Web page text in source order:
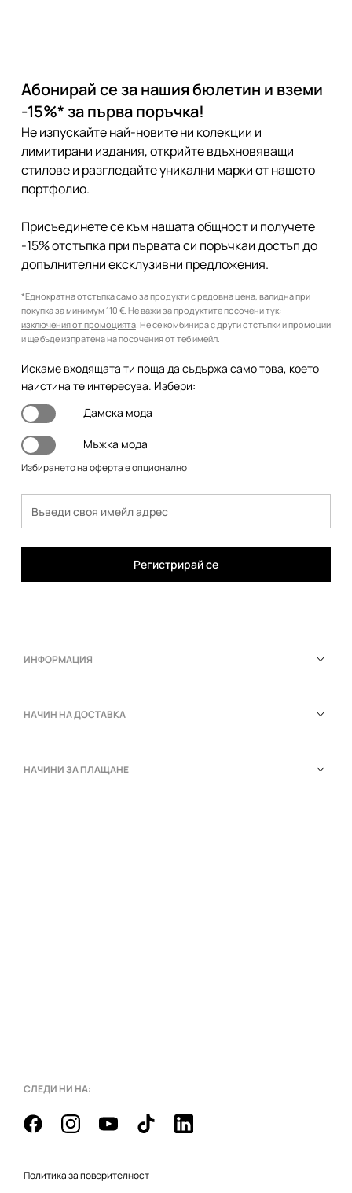
Абонирай се за нашия бюлетин и вземи
-15%* за първа поръчка!
Не изпускайте най-новите ни колекции и
лимитирани издания, открийте вдъхновяващи
стилове и разгледайте уникални марки от нашето
портфолио.
Присъединете се към нашата общност и получете
-15% отстъпка при първата си поръчкаи достъп до
допълнителни ексклузивни предложения.
*Еднократна отстъпка само за продукти с редовна цена, валидна при
покупка за минимум 110 €. Не важи за продуктите посочени тук:
изключения от промоцията. Не се комбинира с други отстъпки и промоции
и ще бъде изпратена на посочения от теб имейл.
Искаме входящата ти поща да съдържа само това, което
наистина те интересува. Избери:
Дамска мода
Мъжка мода
Избирането на оферта е опционално
Регистрирай се
ИНФОРМАЦИЯ
НАЧИН НА ДОСТАВКА
НАЧИНИ ЗА ПЛАЩАНЕ
СЛЕДИ НИ НА:
Политика за поверителност